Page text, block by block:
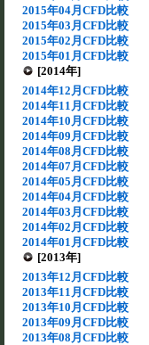
2015年04月CFD比較
2015年03月CFD比較
2015年02月CFD比較
2015年01月CFD比較
[2014年]
2014年12月CFD比較
2014年11月CFD比較
2014年10月CFD比較
2014年09月CFD比較
2014年08月CFD比較
2014年07月CFD比較
2014年05月CFD比較
2014年04月CFD比較
2014年03月CFD比較
2014年02月CFD比較
2014年01月CFD比較
[2013年]
2013年12月CFD比較
2013年11月CFD比較
2013年10月CFD比較
2013年09月CFD比較
2013年08月CFD比較